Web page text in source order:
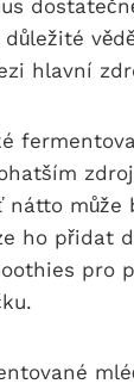
hlavní
nátto může
ho přidat
pro